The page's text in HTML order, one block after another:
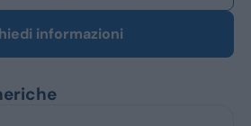
informazioni